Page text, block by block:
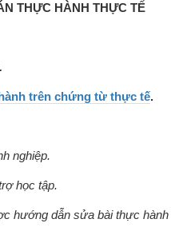
THỰC HÀNH THỰC TẾ
trên chứng từ thực tế.
nghiệp.
học tập.
hướng dẫn sửa bài thực